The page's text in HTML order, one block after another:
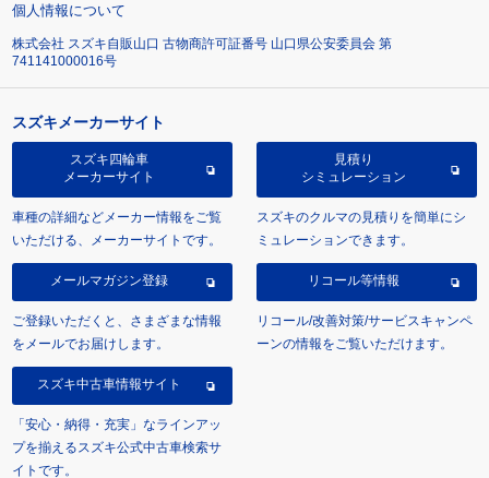
個人情報について
株式会社 スズキ自販山口 古物商許可証番号 山口県公安委員会 第
741141000016号
スズキメーカーサイト
スズキ四輪車
メーカーサイト
車種の詳細などメーカー情報をご覧
いただける、メーカーサイトです。
見積り
シミュレーション
スズキのクルマの見積りを簡単にシ
ミュレーションできます。
メールマガジン登録
ご登録いただくと、さまざまな情報
をメールでお届けします。
リコール等情報
リコール/改善対策/サービスキャンペ
ーンの情報をご覧いただけます。
スズキ中古車情報サイト
「安心・納得・充実」なラインアッ
プを揃えるスズキ公式中古車検索サ
イトです。